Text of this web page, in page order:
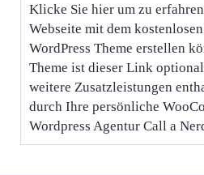
Klicke Sie hier um zu
Webseite mit dem
WordPress Theme erstellen
Theme ist dieser Link
weitere Zusatzleistungen
durch Ihre persönliche
Wordpress Agentur Call a